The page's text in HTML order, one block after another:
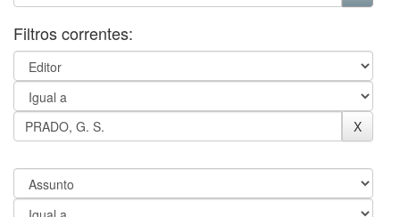
Filtros correntes: